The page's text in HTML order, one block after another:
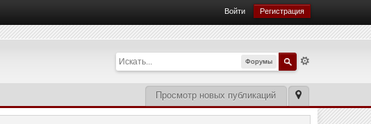
Войти Регистрация
Форумы
Просмотр новых публикаций